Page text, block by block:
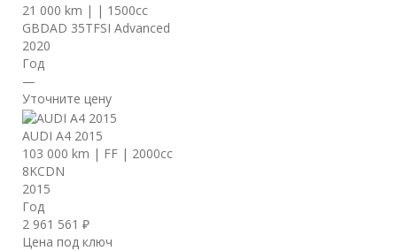
21 000 km | | 1500cc
GBDAD 35TFSI Advanced
2020
Год
—
Уточните цену
AUDI A4 2015
103 000 km | FF | 2000cc
8KCDN
2015
Год
2 961 561 ₽
Цена под ключ